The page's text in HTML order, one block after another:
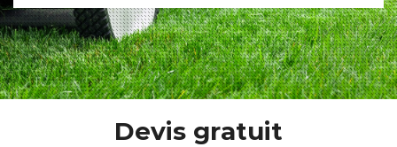
Devis gratuit